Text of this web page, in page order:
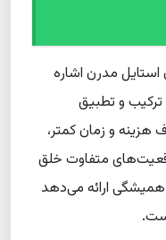
مدرن اشاره
و تطبیق
و زمان کمتر،
متفاوت خلق
ارائه می‌دهد